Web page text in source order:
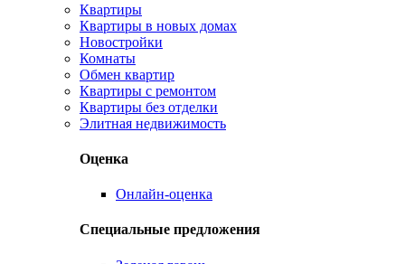
Квартиры
Квартиры в новых домах
Новостройки
Комнаты
Обмен квартир
Квартиры с ремонтом
Квартиры без отделки
Элитная недвижимость
Оценка
Онлайн-оценка
Специальные предложения